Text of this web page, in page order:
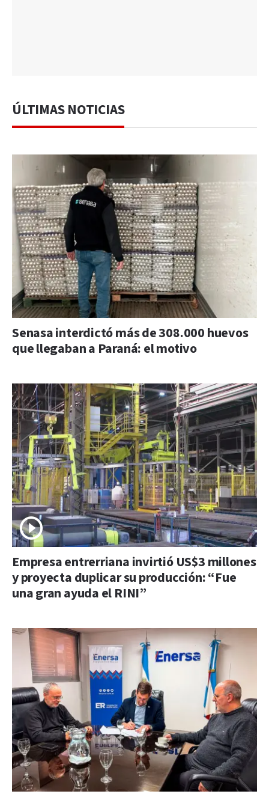
ÚLTIMAS NOTICIAS
Senasa interdictó más de 308.000 huevos
que llegaban a Paraná: el motivo
Empresa entrerriana invirtió US$3 millones
y proyecta duplicar su producción: “Fue
una gran ayuda el RINI”